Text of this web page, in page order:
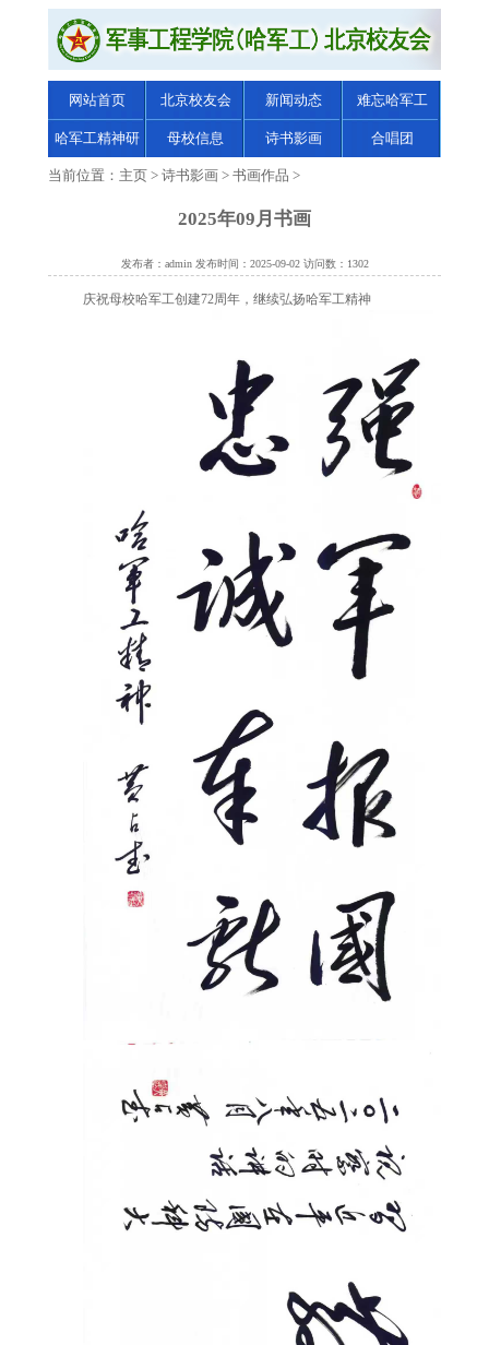
网站首页 北京校友会 新闻动态 难忘哈军工
哈军工精神研
究
母校信息 诗书影画 合唱团
当前位置： 主页 > 诗书影画 > 书画作品 >
2025年09月书画
发布者：admin 发布时间：2025-09-02 访问数：1302
庆祝母校哈军工创建72周年，继续弘扬哈军工精神